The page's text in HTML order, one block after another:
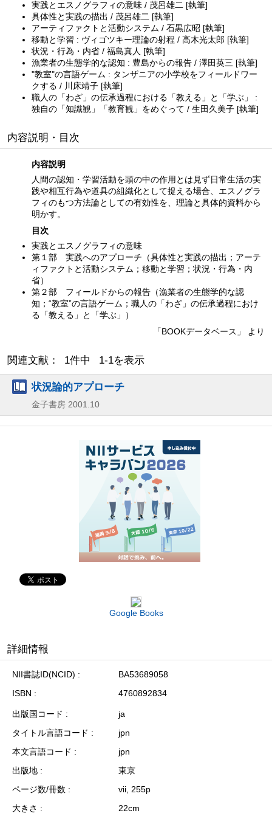
実践とエスノグラフィの意味 / 茂呂雄二 [執筆]
具体性と実践の描出 / 茂呂雄二 [執筆]
アーティファクトと活動システム / 石黒広昭 [執筆]
移動と学習 : ヴィゴツキー理論の射程 / 高木光太郎 [執筆]
状況・行為・内省 / 福島真人 [執筆]
漁業者の生態学的な認知 : 豊島からの報告 / 澤田英三 [執筆]
"教室"の言語ゲーム : タンザニアの小学校をフィールドワー
クする / 川床靖子 [執筆]
職人の「わざ」の伝承過程における「教える」と「学ぶ」 :
独自の「知識観」「教育観」をめぐって / 生田久美子 [執筆]
内容説明・目次
内容説明
人間の認知・学習活動を頭の中の作用とは見ず日常生活の実
践や相互行為や道具の組織化として捉える場合、エスノグラ
フィのもつ方法論としての有効性を、理論と具体的資料から
明かす。
目次
実践とエスノグラフィの意味
第１部 実践へのアプローチ（具体性と実践の描出；アーテ
ィファクトと活動システム；移動と学習；状況・行為・内
省）
第２部 フィールドからの報告（漁業者の生態学的な認
知；“教室”の言語ゲーム；職人の「わざ」の伝承過程におけ
る「教える」と「学ぶ」）
「BOOKデータベース」 より
関連文献： 1件中 1-1を表示
状況論的アプローチ
金子書房 2001.10
Google Books
詳細情報
NII書誌ID(NCID)
BA53689058
ISBN
4760892834
出版国コード
ja
タイトル言語コード
jpn
本文言語コード
jpn
出版地
東京
ページ数/冊数
vii, 255p
大きさ
22cm